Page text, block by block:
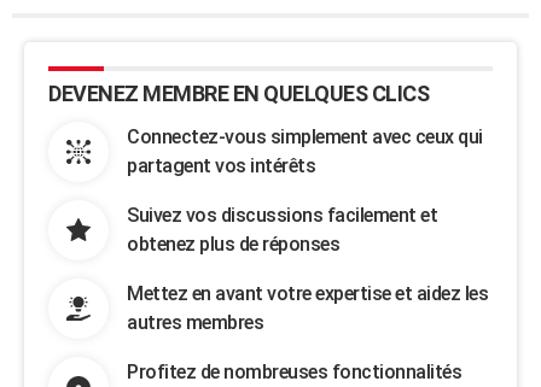
DEVENEZ MEMBRE EN QUELQUES CLICS
Connectez-vous simplement avec ceux qui
partagent vos intérêts
Suivez vos discussions facilement et
obtenez plus de réponses
Mettez en avant votre expertise et aidez les
autres membres
Profitez de nombreuses fonctionnalités